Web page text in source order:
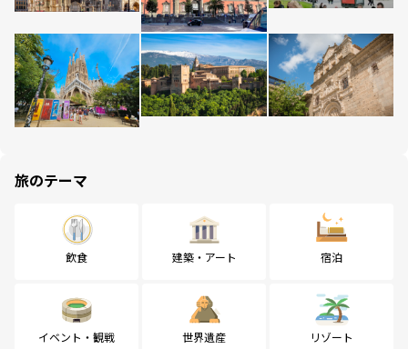
旅のテーマ
飲食 建築・アート 宿泊
イベント・観戦 世界遺産 リゾート